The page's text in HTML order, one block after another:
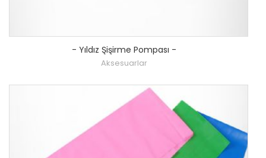
-Yıldız Şişirme Pompası -
Aksesuarlar